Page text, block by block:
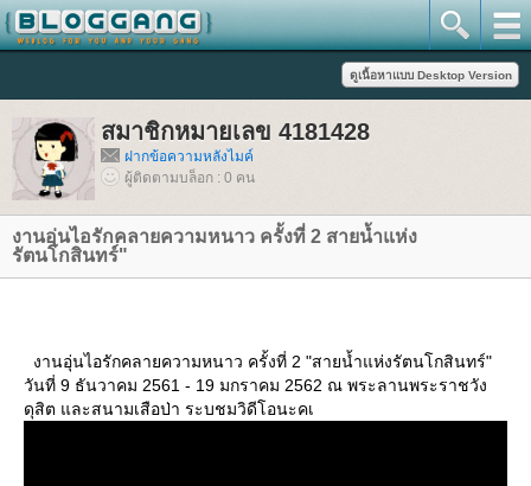
สมาชิกหมายเลข 4181428
ฝากข้อความหลังไมค์
ผู้ติดตามบล็อก : 0 คน
งานอุ่นไอรักคลายความหนาว ครั้งที่ 2 สายน้ำแห่ง
รัตนโกสินทร์"
งานอุ่นไอรักคลายความหนาว ครั้งที่ 2 "สายน้ำแห่งรัตนโกสินทร์"
วันที่ 9 ธันวาคม 2561 - 19 มกราคม 2562 ณ พระลานพระราชวัง
ดุสิต และสนามเสือป่า ระบชมวิดีโอนะคเ